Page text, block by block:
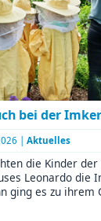
bei der
| Aktuelles
die Kinder
Leonardo die
ging es zu ihrem